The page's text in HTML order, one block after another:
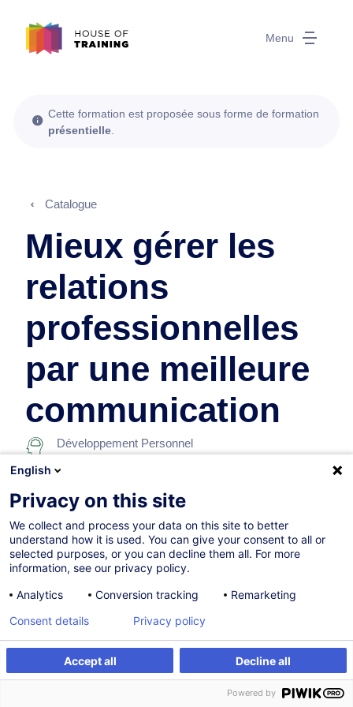
Menu
Être alerté Formation sur mesure
Cette formation est proposée sous forme de formation
présentielle
Catalogue
Mieux gérer les
relations
professionnelles
par une meilleure
communication
Développement Personnel
12h
Formation présentielle
Cours du jour
French / Français
English
Privacy on this site
We collect and process your data on this site to better
understand how it is used. You can give your consent to all or
selected purposes, or you can decline them all. For more
information, see our privacy policy.
Analytics
Conversion tracking Remarketing
Accept all Decline all
Consent details Privacy policy
Powered by